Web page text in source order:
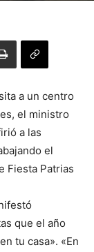
a un centro
el ministro
a las
el
Fiesta Patrias
que el año
tu casa». «En